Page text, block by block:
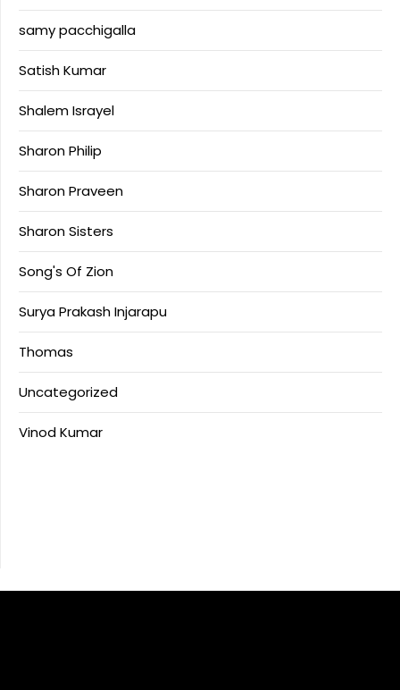
samy pacchigalla
Satish Kumar
Shalem Israyel
Sharon Philip
Sharon Praveen
Sharon Sisters
Song's Of Zion
Surya Prakash Injarapu
Thomas
Uncategorized
Vinod Kumar